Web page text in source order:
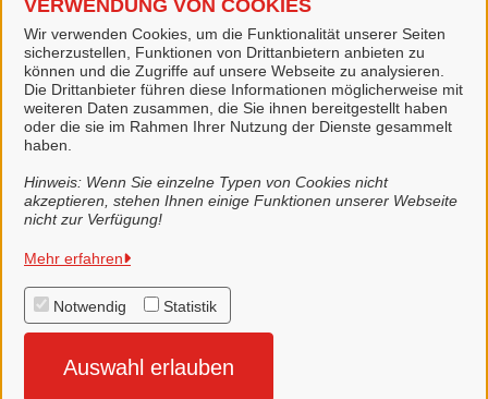
VERWENDUNG VON COOKIES
Wir verwenden Cookies, um die Funktionalität unserer Seiten
sicherzustellen, Funktionen von Drittanbietern anbieten zu
können und die Zugriffe auf unsere Webseite zu analysieren.
Die Drittanbieter führen diese Informationen möglicherweise mit
weiteren Daten zusammen, die Sie ihnen bereitgestellt haben
oder die sie im Rahmen Ihrer Nutzung der Dienste gesammelt
haben.
Hinweis: Wenn Sie einzelne Typen von Cookies nicht
akzeptieren, stehen Ihnen einige Funktionen unserer Webseite
nicht zur Verfügung!
Mehr erfahren
Notwendig Statistik
Auswahl erlauben
Kontaktpersonen
Fachdienstleiter
Stadt Lingen (Ems)